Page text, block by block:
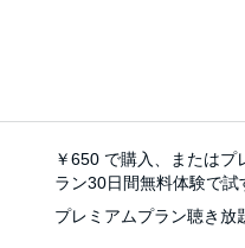
￥650 で購入、またはプ
ラン30日間無料体験で試
プレミアムプラン聴き放